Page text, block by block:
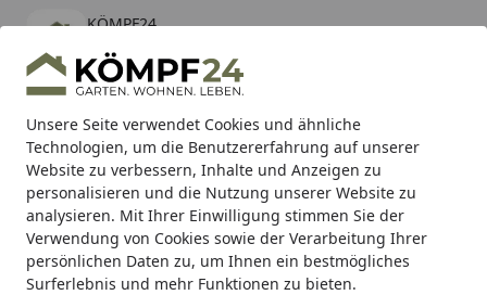
Unsere Seite verwendet Cookies und ähnliche
Technologien, um die Benutzererfahrung auf unserer
Website zu verbessern, Inhalte und Anzeigen zu
personalisieren und die Nutzung unserer Website zu
analysieren. Mit Ihrer Einwilligung stimmen Sie der
Verwendung von Cookies sowie der Verarbeitung Ihrer
persönlichen Daten zu, um Ihnen ein bestmögliches
Surferlebnis und mehr Funktionen zu bieten.
KÖMPF24
kostenlos - Im App Store
Hotline
Alle Produkte
Mein Konto
Suchen
Karibu Pools inkl. gratis Sandfilteranlage & Pool-
Starterset (Gesamtwert bis 468,99€)